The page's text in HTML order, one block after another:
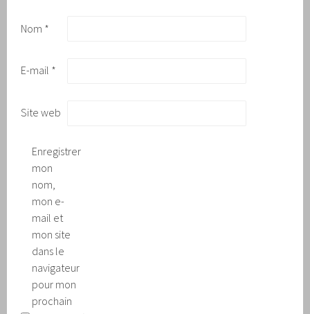
Nom *
E-mail *
Site web
Enregistrer
mon
nom,
mon e-
mail et
mon site
dans le
navigateur
pour mon
prochain